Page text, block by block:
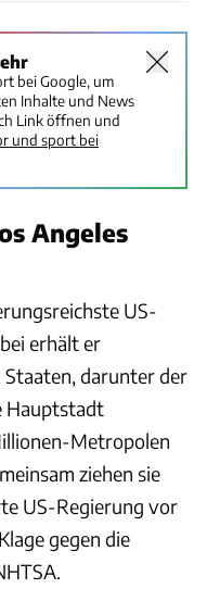
bei Google, um
Inhalte und News
Link öffnen und
und sport bei
Angeles
US-
erhält er
darunter der
Hauptstadt
Metropolen
ziehen sie
US-Regierung vor
gegen die